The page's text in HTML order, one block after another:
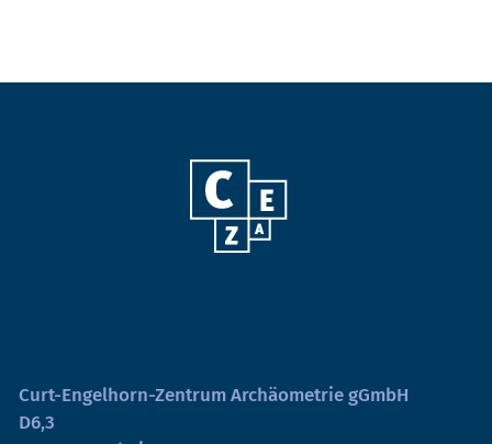
Curt-Engelhorn-Zentrum Archäometrie gGmbH
D6,3